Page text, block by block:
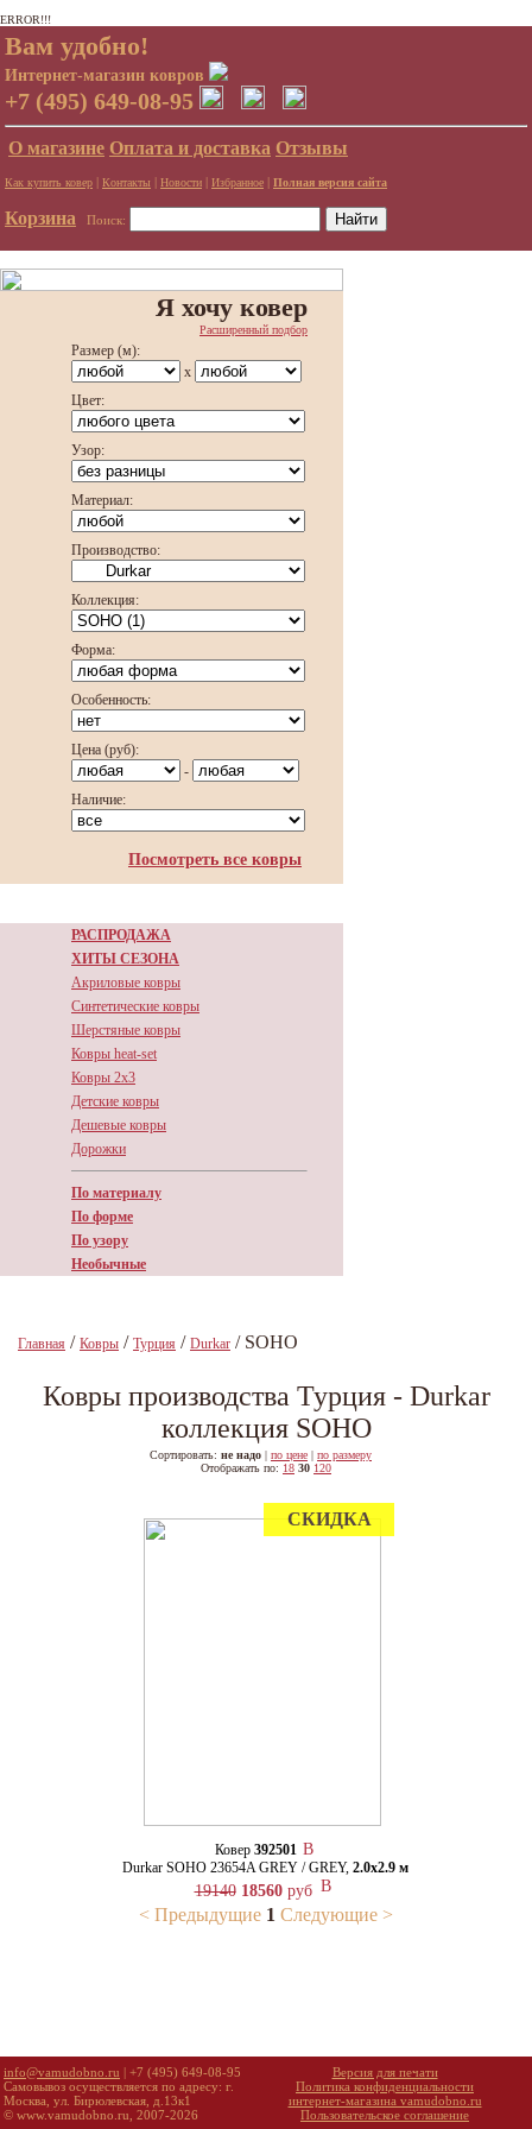
ERROR!!!
Вам удобно!
Интернет-магазин ковров
+7 (495) 649-08-95
О магазине Оплата и доставка Отзывы
Как купить ковер | Контакты | Новости | Избранное | Полная версия сайта
Корзина Поиск:
Я хочу ковер
Расширенный подбор
Размер (м):
x
Цвет:
Узор:
Материал:
Производство:
Коллекция:
Форма:
Особенность:
Цена (руб):
-
Наличие:
Посмотреть все ковры
РАСПРОДАЖА
ХИТЫ СЕЗОНА
Акриловые ковры
Синтетические ковры
Шерстяные ковры
Ковры heat-set
Ковры 2х3
Детские ковры
Дешевые ковры
Дорожки
По материалу
По форме
По узору
Необычные
Главная / Ковры / Турция / Durkar / SOHO
Ковры производства Турция - Durkar
коллекция SOHO
Сортировать: не надо | по цене | по размеру
Отображать по: 18 30 120
СКИДКА
Ковер 392501
Durkar SOHO 23654A GREY / GREY, 2.0х2.9 м
19140 18560руб
< Предыдущие 1 Следующие >
info@vamudobno.ru | +7 (495) 649-08-95
Самовывоз осуществляется по адресу: г.
Москва, ул. Бирюлевская, д.13к1
© www.vamudobno.ru, 2007-2026
Версия для печати
Политика конфиденциальности
интернет-магазина vamudobno.ru
Пользовательское соглашение